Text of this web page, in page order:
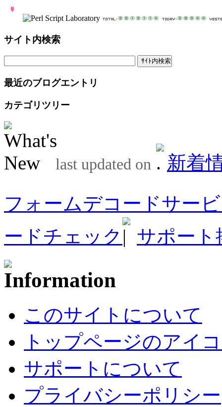
サイト内検索
最近のブログエントリ
カテゴリツリー
last updated on
新着
フォームデコードサー
ードチェック
サポート
このサイトについて
トップページのアイ
サポートについて
プライバシーポリシー